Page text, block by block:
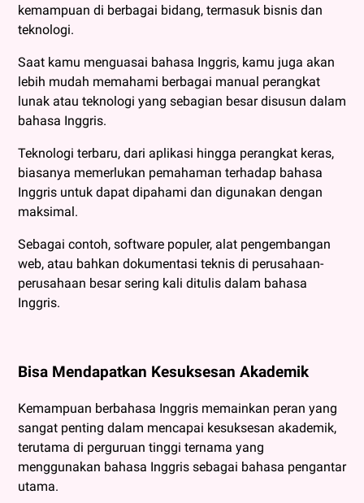
kemampuan di berbagai bidang, termasuk bisnis dan
teknologi.
Saat kamu menguasai bahasa Inggris, kamu juga akan
lebih mudah memahami berbagai manual perangkat
lunak atau teknologi yang sebagian besar disusun dalam
bahasa Inggris.
Teknologi terbaru, dari aplikasi hingga perangkat keras,
biasanya memerlukan pemahaman terhadap bahasa
Inggris untuk dapat dipahami dan digunakan dengan
maksimal.
Sebagai contoh, software populer, alat pengembangan
web, atau bahkan dokumentasi teknis di perusahaan-
perusahaan besar sering kali ditulis dalam bahasa
Inggris.
Bisa Mendapatkan Kesuksesan Akademik
Kemampuan berbahasa Inggris memainkan peran yang
sangat penting dalam mencapai kesuksesan akademik,
terutama di perguruan tinggi ternama yang
menggunakan bahasa Inggris sebagai bahasa pengantar
utama.